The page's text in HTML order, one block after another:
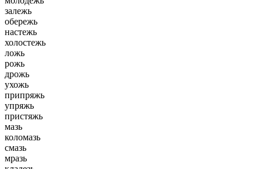
залежь
обережь
настежь
холостежь
ложь
рожь
дрожь
ухожь
припряжь
упряжь
пристяжь
мазь
коломазь
смазь
мразь